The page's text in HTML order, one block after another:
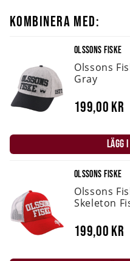
KOMBINERA MED:
OLSSONS FISKE
Olssons
Gray
199,00 kr
LÄGG
OLSSONS FISKE
Olssons
Skeleton
199,00 kr